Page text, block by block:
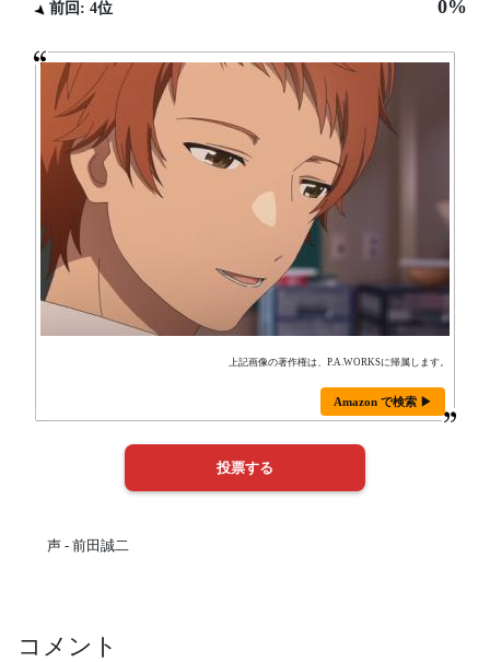
前回: 4位 0%
上記画像の著作権は、P.A.WORKSに帰属します。
Amazon で検索 ▶
声 - 前田誠二
コメント